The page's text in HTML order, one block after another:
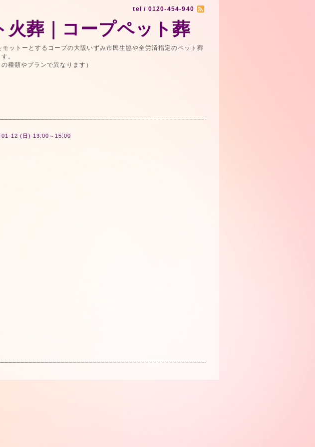
tel / 0120-454-940
火葬｜コープペット葬
ットーとするコープの大阪いずみ市民生協や全労済指定のペット葬
。
種類やプランで異なります）
12 (日) 13:00～15:00